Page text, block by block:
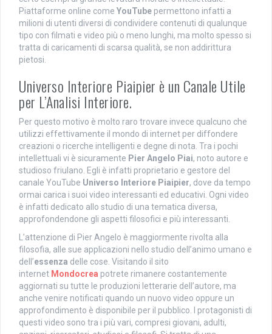
Piattaforme online come YouTube permettono infatti a
milioni di utenti diversi di condividere contenuti di qualunque
tipo con filmati e video più o meno lunghi, ma molto spesso si
tratta di caricamenti di scarsa qualità, se non addirittura
pietosi.
Universo Interiore Piaipier è un Canale Utile
per L’Analisi Interiore.
Per questo motivo è molto raro trovare invece qualcuno che
utilizzi effettivamente il mondo di internet per diffondere
creazioni o ricerche intelligenti e degne di nota. Tra i pochi
intellettuali vi è sicuramente Pier Angelo Piai, noto autore e
studioso friulano. Egli è infatti proprietario e gestore del
canale YouTube Universo Interiore Piaipier, dove da tempo
ormai carica i suoi video interessanti ed educativi. Ogni video
è infatti dedicato allo studio di una tematica diversa,
approfondendone gli aspetti filosofici e più interessanti.
L’attenzione di Pier Angelo è maggiormente rivolta alla
filosofia, alle sue applicazioni nello studio dell’animo umano e
dell’essenza delle cose. Visitando il sito
internet Mondocrea potrete rimanere costantemente
aggiornati su tutte le produzioni letterarie dell’autore, ma
anche venire notificati quando un nuovo video oppure un
approfondimento è disponibile per il pubblico. I protagonisti di
questi video sono tra i più vari, compresi giovani, adulti,